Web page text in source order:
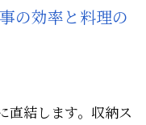
の効率と料理の
直結します。収納ス